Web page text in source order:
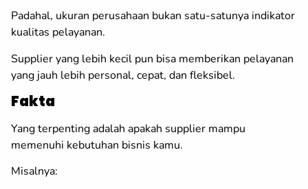
Padahal, ukuran perusahaan bukan satu-satunya indikator
kualitas pelayanan.
Supplier yang lebih kecil pun bisa memberikan pelayanan
yang jauh lebih personal, cepat, dan fleksibel.
Fakta
Yang terpenting adalah apakah supplier mampu
memenuhi kebutuhan bisnis kamu.
Misalnya: